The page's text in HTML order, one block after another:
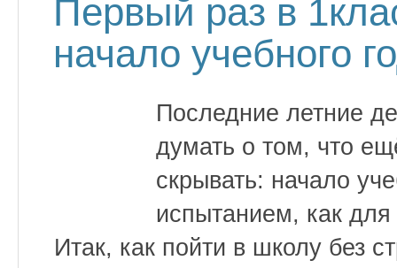
Первый раз в
начало учебного
Последние летние
думать о том, что
скрывать: начало
испытанием, как
Итак, как пойти в школу без